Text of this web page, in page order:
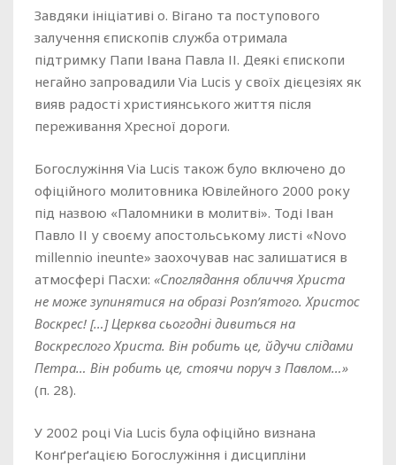
Завдяки ініціативі о. Вігано та поступового
залучення єпископів служба отримала
підтримку Папи Івана Павла ІІ. Деякі єпископи
негайно запровадили Via Lucis у своїх дієцезіях як
вияв радості християнського життя після
переживання Хресної дороги.
Богослужіння Via Lucis також було включено до
офіційного молитовника Ювілейного 2000 року
під назвою «Паломники в молитві». Тоді Іван
Павло ІІ у своєму апостольському листі «Novo
millennio ineunte» заохочував нас залишатися в
атмосфері Пасхи: «Споглядання обличчя Христа
не може зупинятися на образі Розп’ятого. Христос
Воскрес! […] Церква сьогодні дивиться на
Воскреслого Христа. Він робить це, йдучи слідами
Петра… Він робить це, стоячи поруч з Павлом…»
(п. 28).
У 2002 році Via Lucis була офіційно визнана
Конґреґацією Богослужіння і дисципліни